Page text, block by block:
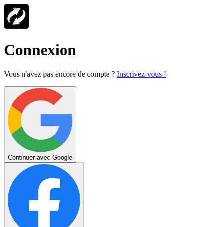
Connexion
Vous n'avez pas encore de compte ? Inscrivez-vous !
Continuer avec Google